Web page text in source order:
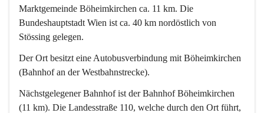
Marktgemeinde Böheimkirchen ca. 11 km. Die
Bundeshauptstadt Wien ist ca. 40 km nordöstlich von
Stössing gelegen.
Der Ort besitzt eine Autobusverbindung mit Böheimkirchen
(Bahnhof an der Westbahnstrecke).
Nächstgelegener Bahnhof ist der Bahnhof Böheimkirchen
(11 km). Die Landesstraße 110, welche durch den Ort führt,